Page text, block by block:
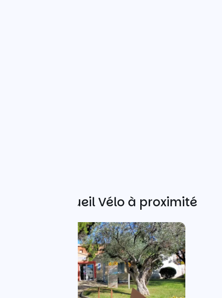
Autres Accueil Vélo à proximité